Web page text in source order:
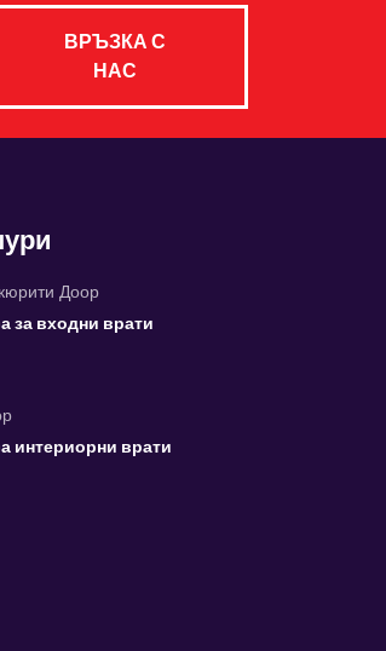
ВРЪЗКА С
НАС
Доор
за входни врати
интериорни врати